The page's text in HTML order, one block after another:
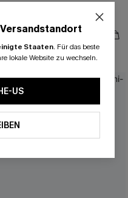
€
High waist
Staaten. Für das beste
lokale Website zu wechseln.
US